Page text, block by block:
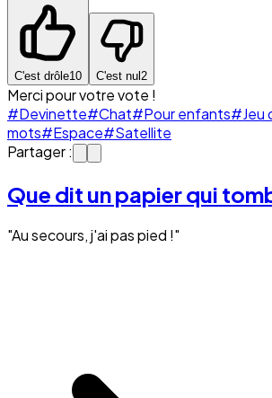
C'est drôle10 C'est nul 2
Merci pour votre vote !
#Devinette#Chat#Pour enfants#Jeu
mots#Espace#Satellite
Partager :
Que dit un papier qui
"Au secours, j'ai pas pied !"